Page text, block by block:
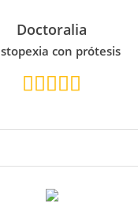
Doctoralia
con prótesis